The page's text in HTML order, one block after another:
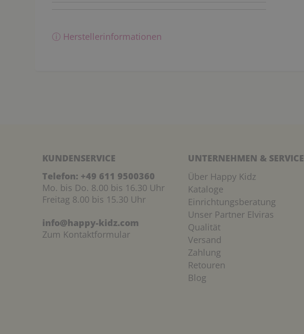
ⓘ Herstellerinformationen
KUNDENSERVICE
Telefon: +49 611 9500360
Mo. bis Do. 8.00 bis 16.30 Uhr
Freitag 8.00 bis 15.30 Uhr
info@happy-kidz.com
Zum Kontaktformular
UNTERNEHMEN & SERVICE
Über Happy Kidz
Kataloge
Einrichtungsberatung
Unser Partner Elviras
Qualität
Versand
Zahlung
Retouren
Blog